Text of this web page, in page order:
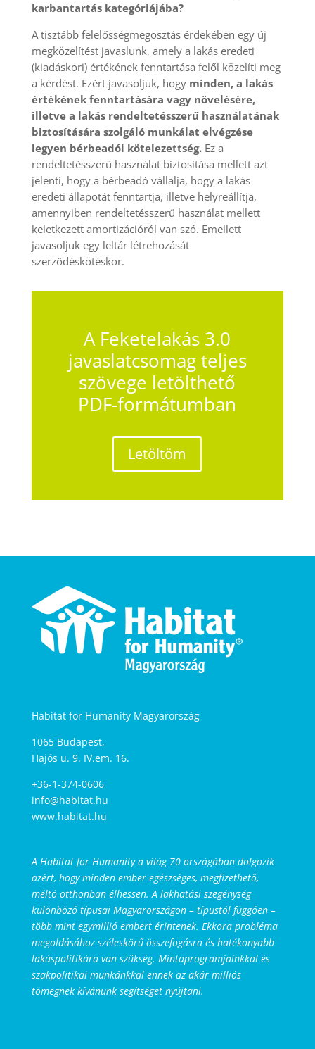
karbantartás kategóriájába?
A tisztább felelősségmegosztás érdekében egy új
megközelítést javaslunk, amely a lakás eredeti
(kiadáskori) értékének fenntartása felől közelíti meg
a kérdést. Ezért javasoljuk, hogy minden, a lakás
értékének fenntartására vagy növelésére,
illetve a lakás rendeltetésszerű használatának
biztosítására szolgáló munkálat elvégzése
legyen bérbeadói kötelezettség.Ez a
rendeltetésszerű használat biztosítása mellett azt
jelenti, hogy a bérbeadó vállalja, hogy a lakás
eredeti állapotát fenntartja, illetve helyreállítja,
amennyiben rendeltetésszerű használat mellett
keletkezett amortizációról van szó. Emellett
javasoljuk egy leltár létrehozását
szerződéskötéskor.
A Feketelakás 3.0
javaslatcsomag teljes
szövege letölthető
PDF-formátumban
Letöltöm
Habitat for Humanity Magyarország
1065 Budapest,
Hajós u. 9. IV.em. 16.
+36-1-374-0606
info@habitat.hu
www.habitat.hu
A Habitat for Humanity a világ 70 országában dolgozik
azért, hogy minden ember egészséges, megfizethető,
méltó otthonban élhessen. A lakhatási szegénység
különböző típusai Magyarországon – típustól függően –
több mint egymillió embert érintenek. Ekkora probléma
megoldásához széleskörű összefogásra és hatékonyabb
lakáspolitikára van szükség. Mintaprogramjainkkal és
szakpolitikai munkánkkal ennek az akár milliós
tömegnek kívánunk segítséget nyújtani.